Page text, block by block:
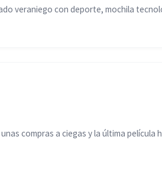
veraniego con deporte, mochila
compras a ciegas y la última película